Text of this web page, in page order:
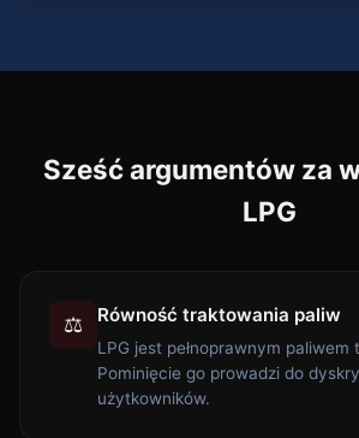
Sześć argumentów za
LPG
⚖️ Równość traktowania paliw
LPG jest pełnoprawnym
Pominięcie go prowadzi do
użytkowników.